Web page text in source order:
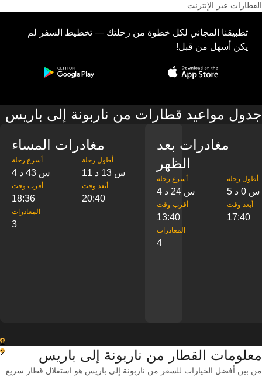
القطارات عبر الإنترنت.
تطبيقنا المجاني لكل خطوة من رحلتك — تخطيط السفر لم
يكن أسهل من قبل!
جدول مواعيد قطارات من ناربونة إلى باريس
مغادرات المساء
‎أسرع رحلة
4 س 43 د
‎أطول رحلة
11 س 13 د
‎أقرب وقت
18:36
‎أبعد وقت
20:40
‎المغادرات
3
مغادرات بعد
الظهر
‎أسرع رحلة
4 س 24 د
‎أطول رحلة
5 س 0 د
‎أقرب وقت
13:40
‎أبعد وقت
17:40
‎المغادرات
4
1
2
معلومات القطار من ‎ناربونة إلى ‎باريس
من بين أفضل الخيارات للسفر من ناربونة إلى باريس هو استقلال قطار سريع